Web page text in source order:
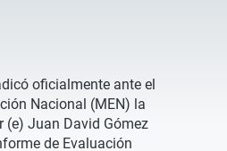
oficialmente ante el
Nacional (MEN) la
(e) Juan David Gómez
de Evaluación